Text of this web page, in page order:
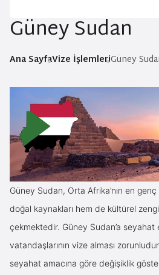
Güney Sudan
Ana SayfaVize İşlemleriGüney
Güney Sudan, Orta Afrika’nın en
doğal kaynakları hem de kültürel
çekmektedir. Güney Sudan’a
vatandaşlarının vize alması
seyahat amacına göre değişiklik